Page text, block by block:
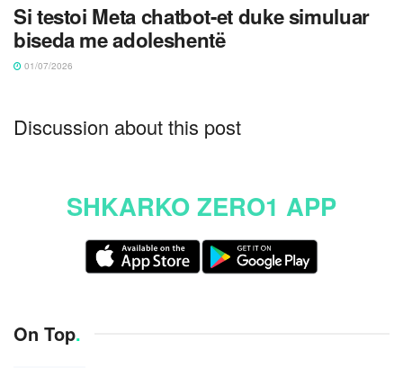
Si testoi Meta chatbot-et duke simuluar
biseda me adoleshentë
01/07/2026
Discussion about this post
SHKARKO ZERO1 APP
On Top.